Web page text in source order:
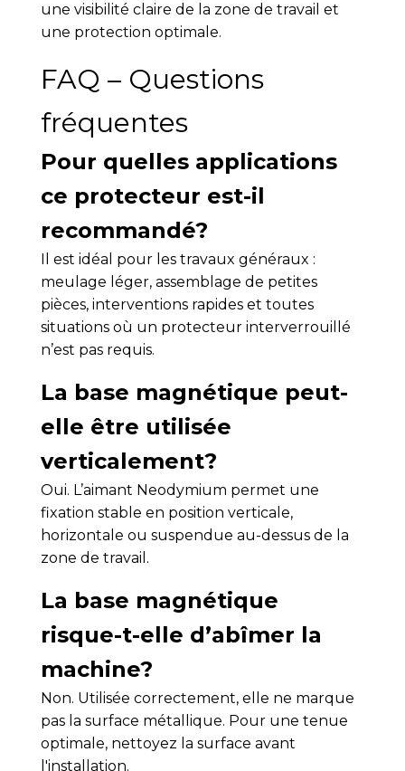
une visibilité claire de la zone de travail et
une protection optimale.
FAQ – Questions
fréquentes
Pour quelles applications
ce protecteur est-il
recommandé?
Il est idéal pour les travaux généraux :
meulage léger, assemblage de petites
pièces, interventions rapides et toutes
situations où un protecteur interverrouillé
n’est pas requis.
La base magnétique peut-
elle être utilisée
verticalement?
Oui. L’aimant Neodymium permet une
fixation stable en position verticale,
horizontale ou suspendue au-dessus de la
zone de travail.
La base magnétique
risque-t-elle d’abîmer la
machine?
Non. Utilisée correctement, elle ne marque
pas la surface métallique. Pour une tenue
optimale, nettoyez la surface avant
l'installation.